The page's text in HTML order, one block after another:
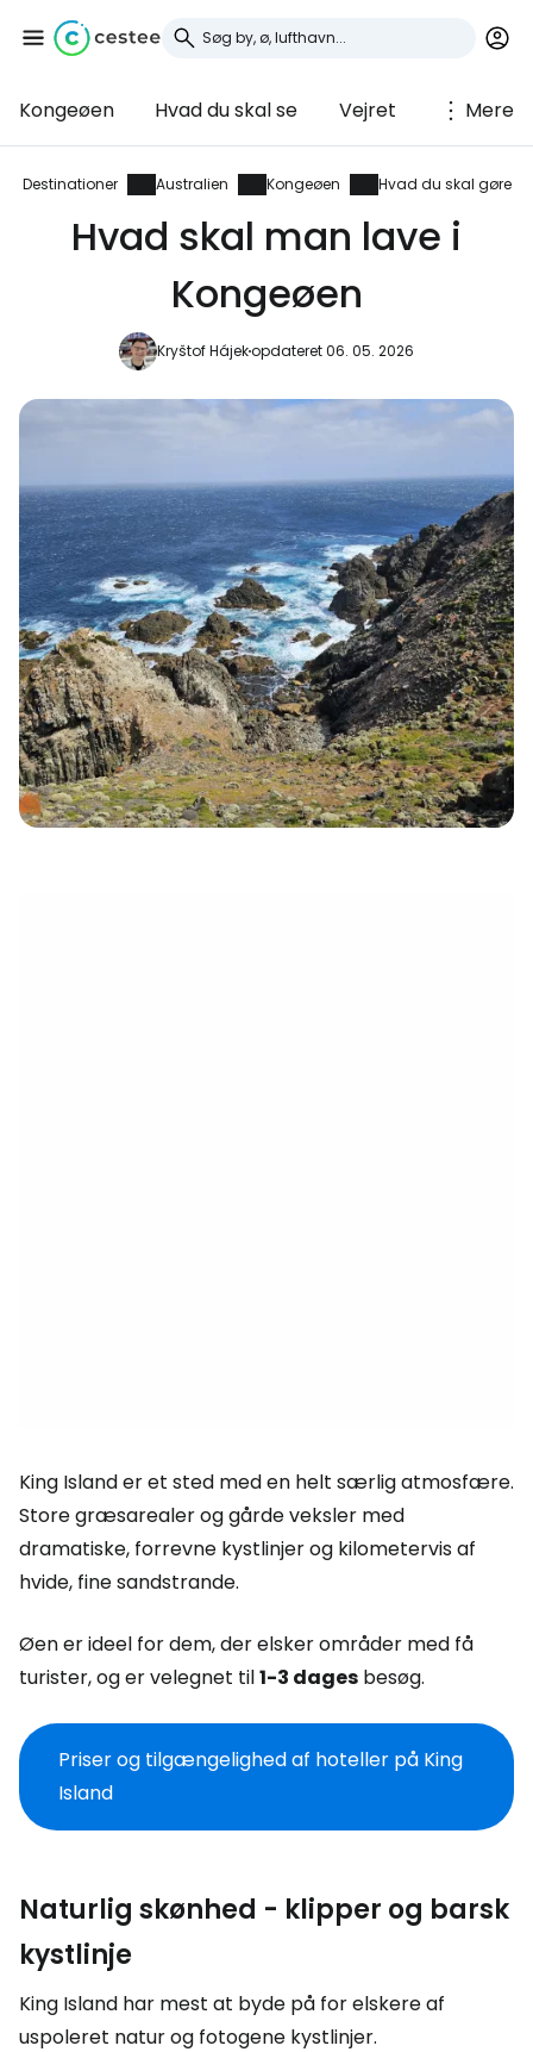
Kongeøen Hvad du skal se Vejret Mere
Destinationer Australien Kongeøen Hvad du skal gøre
Hvad skal man lave i
Kongeøen
Kryštof Hájekopdateret 06. 05. 2026
King Island er et sted med en helt særlig atmosfære.
Store græsarealer og gårde veksler med
dramatiske, forrevne kystlinjer og kilometervis af
hvide, fine sandstrande.
Øen er ideel for dem, der elsker områder med få
turister, og er velegnet til1-3 dages besøg.
Priser og tilgængelighed af hoteller på King
Island
Naturlig skønhed - klipper og barsk
kystlinje
King Island har mest at byde på for elskere af
uspoleret natur og fotogene kystlinjer.
Log ind på Cestee
... det verdensomspændende
Fortsæt med Google
Fortsæt med e-mail